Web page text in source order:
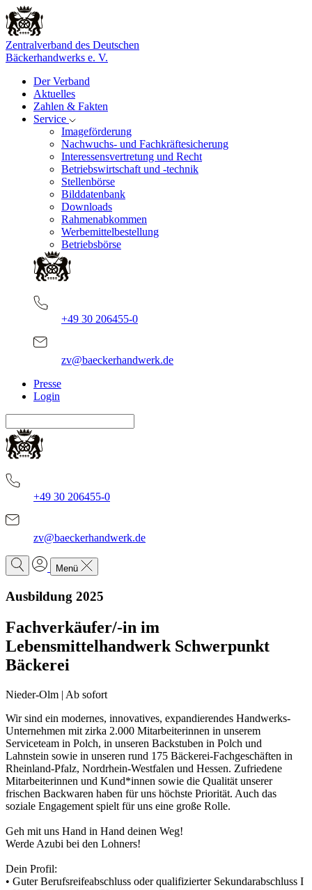
Zentralverband des Deutschen
Bäckerhandwerks e. V.
Der Verband
Aktuelles
Zahlen & Fakten
Service
Imageförderung
Nachwuchs- und Fachkräftesicherung
Interessensvertretung und Recht
Betriebswirtschaft und -technik
Stellenbörse
Bilddatenbank
Downloads
Rahmenabkommen
Werbemittelbestellung
Betriebsbörse
+49 30 206455-0
zv@baeckerhandwerk.de
Presse
Login
+49 30 206455-0
zv@baeckerhandwerk.de
Menü
Ausbildung 2025
Fachverkäufer/-in im
Lebensmittelhandwerk Schwerpunkt
Bäckerei
Nieder-Olm | Ab sofort
Wir sind ein modernes, innovatives, expandierendes Handwerks-
Unternehmen mit zirka 2.000 Mitarbeiterinnen in unserem
Serviceteam in Polch, in unseren Backstuben in Polch und
Lahnstein sowie in unseren rund 175 Bäckerei-Fachgeschäften in
Rheinland-Pfalz, Nordrhein-Westfalen und Hessen. Zufriedene
Mitarbeiterinnen und Kund*innen sowie die Qualität unserer
frischen Backwaren haben für uns höchste Priorität. Auch das
soziale Engagement spielt für uns eine große Rolle.
Geh mit uns Hand in Hand deinen Weg!
Werde Azubi bei den Lohners!
Dein Profil:
• Guter Berufsreifeabschluss oder qualifizierter Sekundarabschluss I